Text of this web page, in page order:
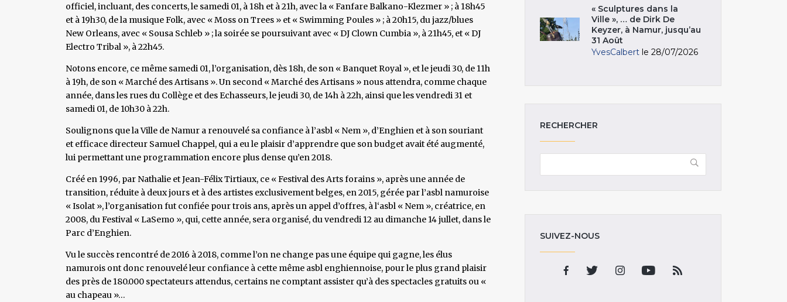
officiel, incluant, des concerts, le samedi 01, à 18h et à 21h, avec la « Fanfare Balkano-Klezmer » ; à 18h45
et à 19h30, de la musique Folk, avec « Moss on Trees » et « Swimming Poules » ; à 20h15, du jazz/blues
New Orleans, avec « Sousa Schleb » ; la soirée se poursuivant avec « DJ Clown Cumbia », à 21h45, et « DJ
Electro Tribal », à 22h45.
Notons encore, ce même samedi 01, l’organisation, dès 18h, de son « Banquet Royal », et le jeudi 30, de 11h
à 19h, de son « Marché des Artisans ». Un second « Marché des Artisans » nous attendra, comme chaque
année, dans les rues du Collège et des Echasseurs, le jeudi 30, de 14h à 22h, ainsi que les vendredi 31 et
samedi 01, de 10h30 à 22h.
Soulignons que la Ville de Namur a renouvelé sa confiance à l’asbl « Nem », d’Enghien et à son souriant
et efficace directeur Samuel Chappel, qui a eu le plaisir d’apprendre que son budget avait été augmenté,
lui permettant une programmation encore plus dense qu’en 2018.
Créé en 1996, par Nathalie et Jean-Félix Tirtiaux, ce « Festival des Arts forains », après une année de
transition, réduite à deux jours et à des artistes exclusivement belges, en 2015, gérée par l’asbl namuroise
« Isolat », l’organisation fut confiée pour trois ans, après un appel d’offres, à l‘asbl « Nem », créatrice, en
2008, du Festival « LaSemo », qui, cette année, sera organisé, du vendredi 12 au dimanche 14 jullet, dans le
Parc d’Enghien.
Vu le succès rencontré de 2016 à 2018, comme l’on ne change pas une équipe qui gagne, les élus
namurois ont donc renouvelé leur confiance à cette même asbl enghiennoise, pour le plus grand plaisir
des près de 180.000 spectateurs attendus, certains ne comptant assister qu’à des spectacles gratuits ou «
au chapeau »…
« Sculptures dans la
Ville », … de Dirk De
Keyzer, à Namur, jusqu’au
31 Août
YvesCalbert le 28/07/2026
RECHERCHER
SUIVEZ-NOUS